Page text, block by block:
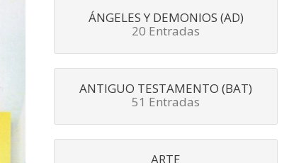
ÁNGELES Y DEMONIOS (AD)
20 Entradas
ANTIGUO TESTAMENTO (BAT)
51 Entradas
ARTE